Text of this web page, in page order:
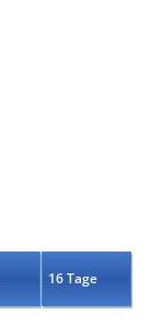
16 Tage